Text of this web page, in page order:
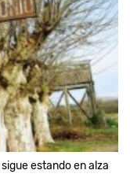
estando en alza